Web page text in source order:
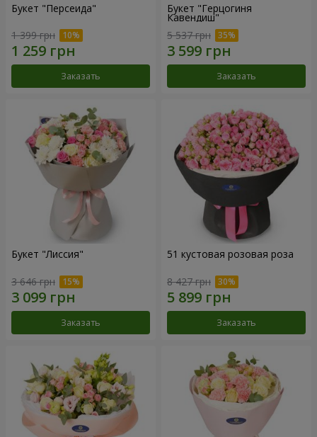
Букет "Персеида"
1 399 грн
Заказать
Букет "Герцогиня
Кавендиш"
5 537 грн
Заказать
Букет "Лиссия"
3 646 грн
Заказать
51 кустовая розовая роза
8 427 грн
Заказать